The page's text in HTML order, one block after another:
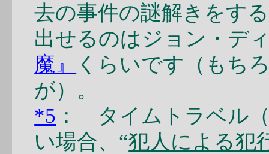
去の事件の謎解きをす
出せるのはジョン・デ
魔』
くらいです（もち
が）。
*5 ： タイムトラベル
い場合、“犯人による犯